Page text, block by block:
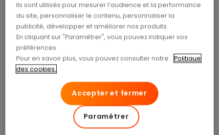
Quels signes montrent
qu’une complémentaire
santé est mal adaptée ?
Le premier indicateur, c’est le
vous payez régulièrement des sommes
importantes malgré votre complémentaire, il y a
un problème. Cela arrive souvent pour l’optique, le
dentaire ou les spécialistes. Par exemple, si vous
avez déboursé 250 € pour une paire de lunettes
Ils sont utilisés pour mesurer l’audience et la performance
du site, personnaliser le contenu, personnaliser la
publicité, développer et améliorer nos produits.
En cliquant sur "Paramétrer", vous pouvez indiquer vos
préférences.
Pour en savoir plus, vous pouvez consulter notre : Politique
des cookies.
Accepter et fermer
Paramétrer